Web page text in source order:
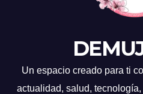
Un espacio creado para ti
actualidad, salud,